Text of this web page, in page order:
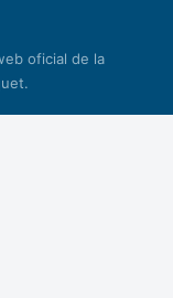
oficial de la